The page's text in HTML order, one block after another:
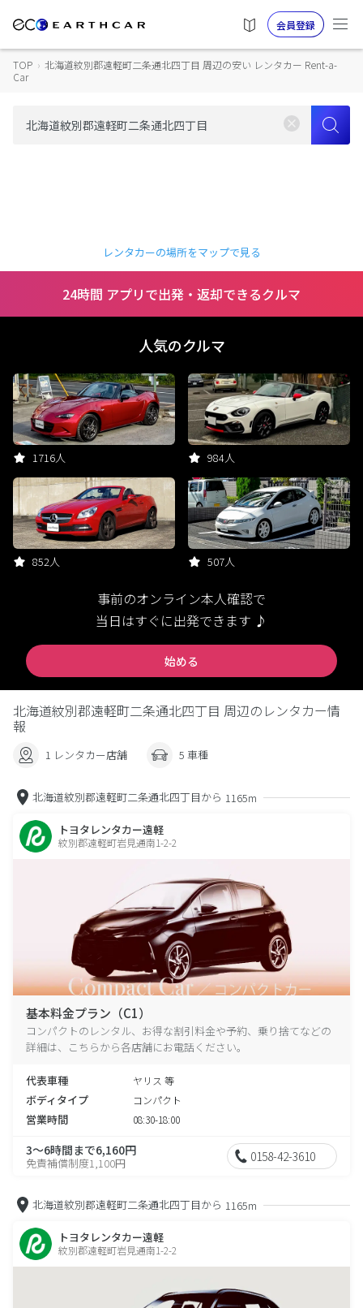
会員登録
TOP › 北海道紋別郡遠軽町二条通北四丁目 周辺の安い レンタカー Rent-a-
Car
レンタカーの場所をマップで見る
24時間 アプリで出発・返却できるクルマ
人気のクルマ
1716人 984人
852人 507人
事前のオンライン本人確認で
当日はすぐに出発できます ♪
始める
北海道紋別郡遠軽町二条通北四丁目 周辺のレンタカー情
報
1 レンタカー店舗 5 車種
北海道紋別郡遠軽町二条通北四丁目から 1165m
トヨタレンタカー遠軽
紋別郡遠軽町岩見通南1-2-2
基本料金プラン（C1）
コンパクトのレンタル、お得な割引料金や予約、乗り捨てなどの
詳細は、こちらから各店舗にお電話ください。
代表車種 ヤリス 等
ボディタイプ コンパクト
営業時間 08:30-18:00
3～6時間まで6,160円
免責補償制度1,100円 0158-42-3610
北海道紋別郡遠軽町二条通北四丁目から 1165m
トヨタレンタカー遠軽
紋別郡遠軽町岩見通南1-2-2